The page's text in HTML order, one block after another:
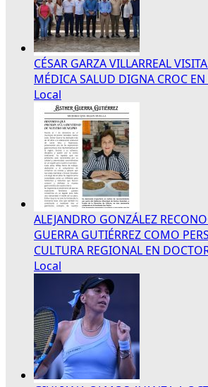
CÉSAR GARZA VILLARREAL
MÉDICA SALUD DIGNA CROC
Local
ALEJANDRO GONZÁLEZ
GUERRA GUTIÉRREZ COMO
CULTURA REGIONAL EN
Local